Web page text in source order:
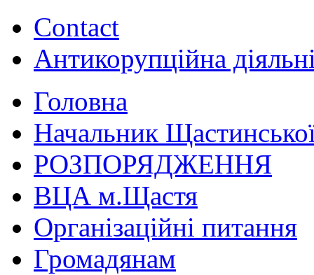
Contact
Антикорупційна
Головна
Начальник
РОЗПОРЯДЖЕННЯ
ВЦА м.Щастя
Організаційні питання
Громадянам